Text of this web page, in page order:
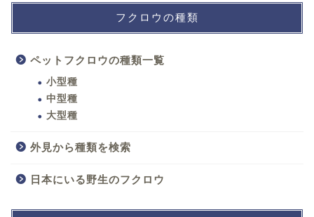
フクロウの種類
ペットフクロウの種類一覧
小型種
中型種
大型種
外見から種類を検索
日本にいる野生のフクロウ